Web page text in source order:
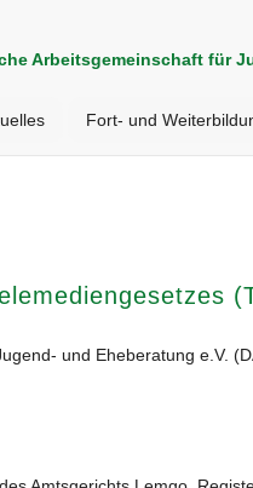
Arbeitsgemeinschaft für
Fort- und
und Eheberatung e.V.